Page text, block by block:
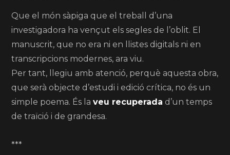
Que el món sàpiga que el treball d’una
investigadora ha vençut els segles de l’oblit. El
manuscrit, que no era ni en llistes digitals ni en
transcripcions modernes, ara viu.
Per tant, llegiu amb atenció, perquè aquesta obra,
que serà objecte d’estudi i edició crítica, no és un
simple poema. És laveu recuperada d’un temps
de traïció i de grandesa.
***